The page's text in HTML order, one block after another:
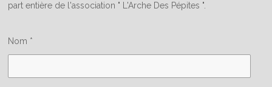
part entière de l'association " L'Arche Des Pépites ".
Nom *